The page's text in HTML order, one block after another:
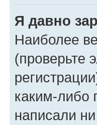
Я давно
Наиболее
(проверьте
каким-либо
написали